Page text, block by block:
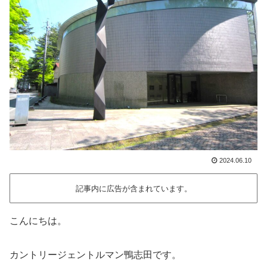
2024.06.10
記事内に広告が含まれています。
こんにちは。
カントリージェントルマン鴨志田です。